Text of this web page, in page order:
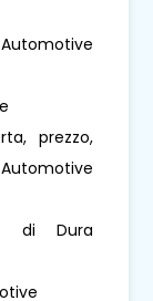
prezzo,
di Dura